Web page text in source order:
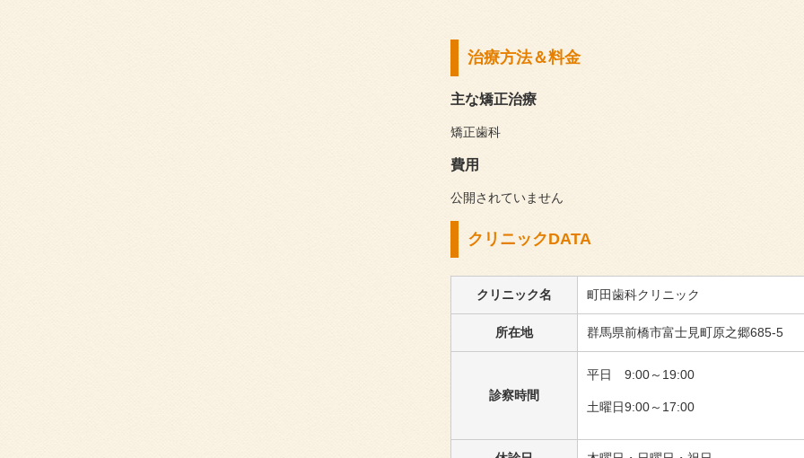
治療方法＆料金
主な矯正治療
矯正歯科
費用
公開されていません
クリニックDATA
クリニック名 町田歯科クリニック
所在地 群馬県前橋市富士見町原之郷685-5
診察時間
平日 9:00～19:00
土曜日9:00～17:00